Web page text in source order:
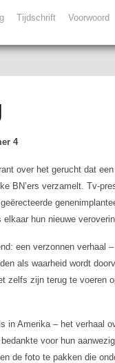
Tijdschrift Voorwoord
4
over het gerucht dat
BN’ers verzamelt. Tv-
hun nieuwe
: een verzonnen verhaal
als waarheid wordt
zelfs zijn terug te voeren
in Amerika – het verhaal
voor hun
de foto te pakken die